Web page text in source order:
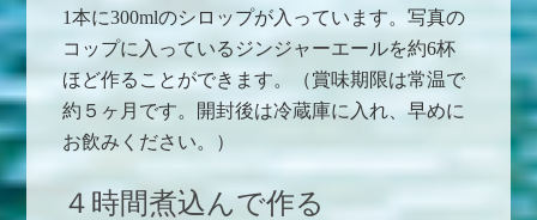
1本に300mlのシロップが入っています。写真の
コップに入っているジンジャーエールを約6杯
ほど作ることができます。（賞味期限は常温で
約５ヶ月です。開封後は冷蔵庫に入れ、早めに
お飲みください。）
４時間煮込んで作る